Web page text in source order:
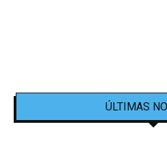
ÚLTIMAS